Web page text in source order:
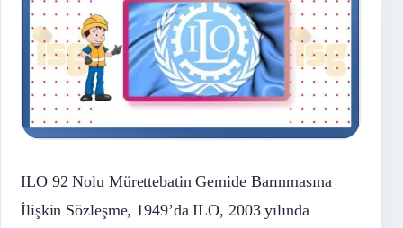
ILO 92 Nolu Mürettebatin Gemide Barınmasına
İlişkin Sözleşme, 1949’da ILO, 2003 yılında